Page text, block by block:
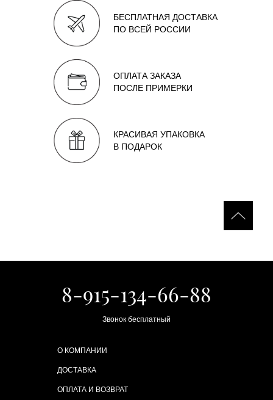
БЕСПЛАТНАЯ ДОСТАВКА
ПО ВСЕЙ РОССИИ
ОПЛАТА ЗАКАЗА
ПОСЛЕ ПРИМЕРКИ
КРАСИВАЯ УПАКОВКА
В ПОДАРОК
8-915-134-66-88
Звонок бесплатный
О КОМПАНИИ
ДОСТАВКА
ОПЛАТА И ВОЗВРАТ